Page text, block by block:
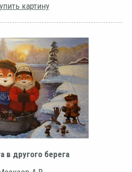
картину
в другого берега